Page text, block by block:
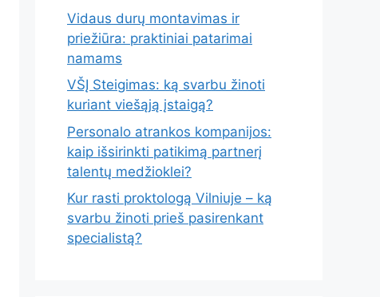
Vidaus durų montavimas ir
priežiūra: praktiniai patarimai
namams
VŠĮ Steigimas: ką svarbu žinoti
kuriant viešąją įstaigą?
Personalo atrankos kompanijos:
kaip išsirinkti patikimą partnerį
talentų medžioklei?
Kur rasti proktologą Vilniuje – ką
svarbu žinoti prieš pasirenkant
specialistą?